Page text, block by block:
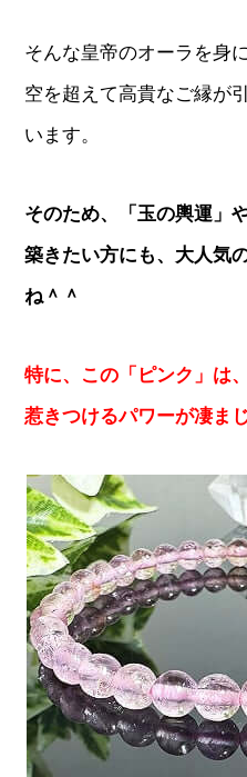
そんな皇帝のオーラを身
空を超えて高貴なご縁が
います。
そのため、「玉の輿運」
築きたい方にも、大人気
ね＾＾
特に、この「ピンク」は
惹きつけるパワーが凄ま